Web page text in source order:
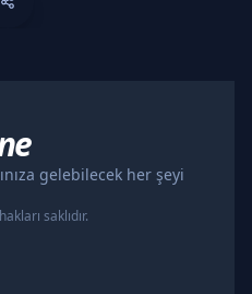
gelebilecek her şeyi
saklıdır.